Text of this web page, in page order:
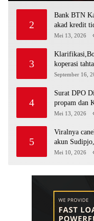
2
Bank BTN
akad kredit
awam di
Mei 13, 2026
3
koperasi
September 16,
4
Surat DPO
propam dan
surat serta
Mei 13, 2026
5
Viralnya
akun
mempawah
Mei 10, 2026